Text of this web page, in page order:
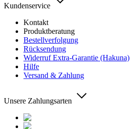
Kundenservice
Kontakt
Produktberatung
Bestellverfolgung
Rücksendung
Widerruf Extra-Garantie (Hakuna)
Hilfe
Versand & Zahlung
Unsere Zahlungsarten